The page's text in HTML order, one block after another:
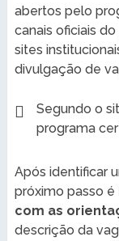
abertos pelo
canais oficiais
sites
divulgação de
Segundo o
programa
Após identificar
próximo passo é
com as
descrição da